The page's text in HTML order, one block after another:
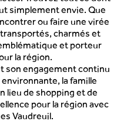
simplement envie. Que
ou faire une virée
charmés et
et porteur
la région.
son engagement continu
la famille
lieu de shopping et de
pour la région avec
Vaudreuil.